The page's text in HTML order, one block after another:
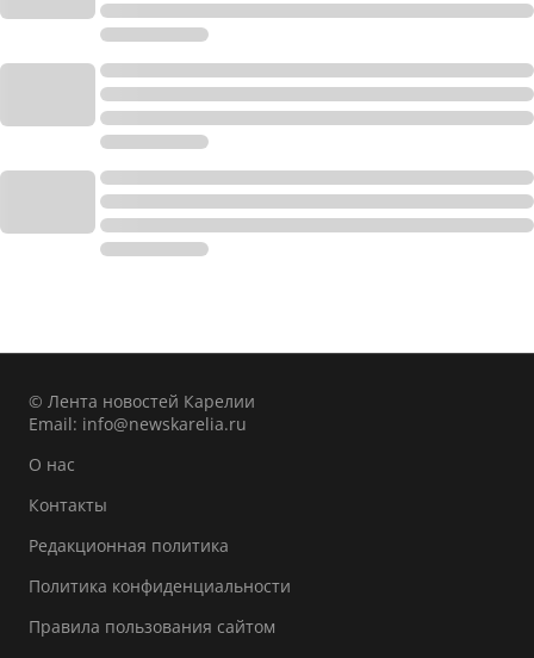
© Лента новостей Карелии
Email: info@newskarelia.ru
О нас
Контакты
Редакционная политика
Политика конфиденциальности
Правила пользования сайтом